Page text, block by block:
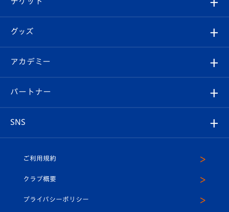
チケット
イベント
メディア
ホームタウン
エンブレム紹介
スタッフプロフィール
マスコット紹介
はじめての観戦ガイド
Revive Team
ヴィヴィくんの長崎おもてなしガイド
フォトギャラリー
スタジアムグルメ
チケット
V-LOVERS（ファンクラブ）
プレイヤーズスイート
グッズ
オンラインショップ
店舗情報
アカデミー
育成からのお知らせ
U-18
パートナー
SNS
ヴィヴィくんインスタグラム
公式LINE＠
ご利用規約
クラブ概要
プライバシーポリシー